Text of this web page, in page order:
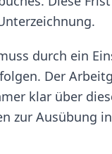
durch ein
Der
klar über
zur Ausübung